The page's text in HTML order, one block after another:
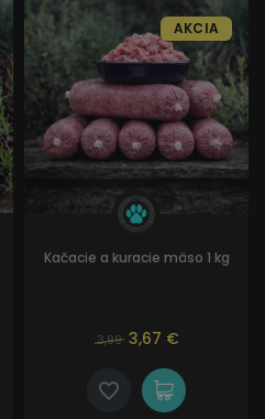
Kačacie a kuracie mäso 1 kg
3,99 3,67 €
AKCIA